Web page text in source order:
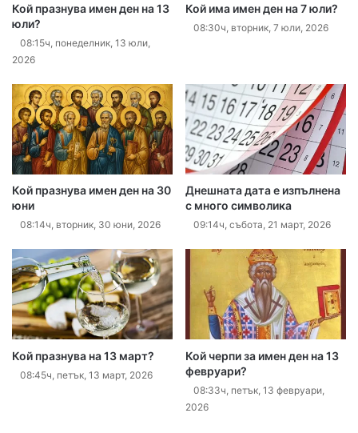
Кой празнува имен ден на 13
юли?
08:15ч, понеделник, 13 юли,
2026
Кой има имен ден на 7 юли?
08:30ч, вторник, 7 юли, 2026
Кой празнува имен ден на 30
юни
08:14ч, вторник, 30 юни, 2026
Днешната дата е изпълнена
с много символика
09:14ч, събота, 21 март, 2026
Кой празнува на 13 март?
08:45ч, петък, 13 март, 2026
Кой черпи за имен ден на 13
февруари?
08:33ч, петък, 13 февруари,
2026